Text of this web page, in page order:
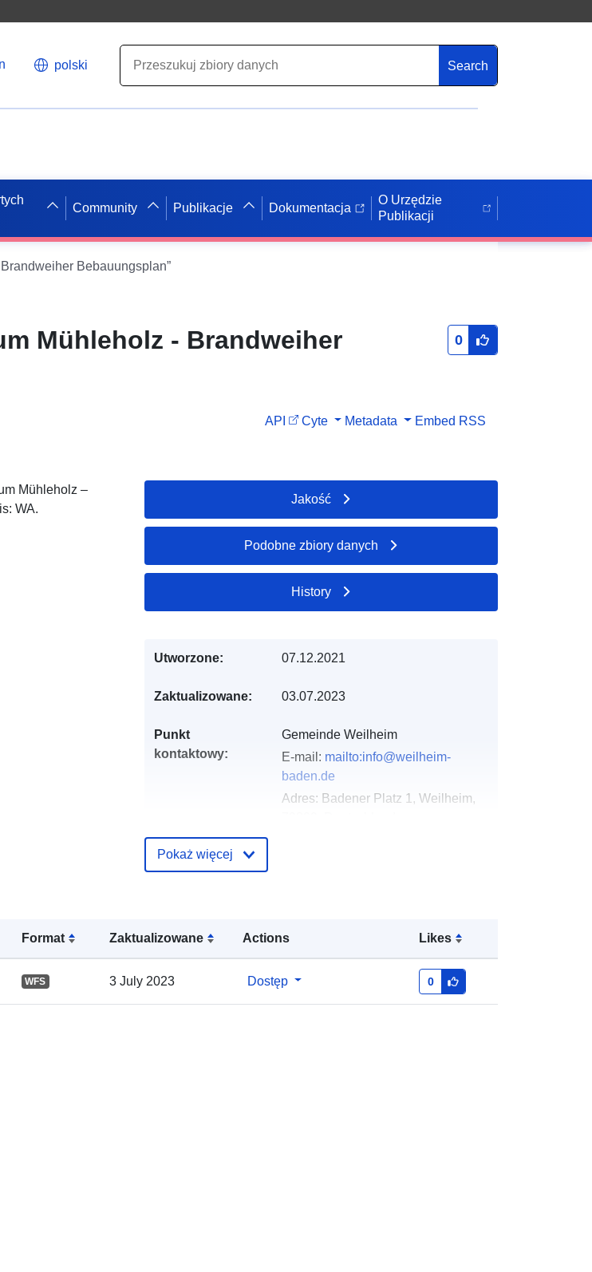
polski Search
Community Publikacje Dokumentacja
O Urzędzie
Publikacji
Bebauungsplan”
Mühleholz - Brandweiher
0
API Cyte Metadata Embed RSS
Mühleholz –
WA.
Format Zaktualizowane Actions Likes
WFS 3 July 2023 Dostęp 0
Jakość
Podobne zbiory danych
History
Utworzone: 07.12.2021
Zaktualizowane: 03.07.2023
Punkt
kontaktowy:
Gemeinde Weilheim
E-mail: mailto:info@weilheim-
baden.de
Adres: Badener Platz 1, Weilheim,
July 2026
Przestrzenne: Współrzędne:
47.6914771 ], [ 8.2134074,
Pokaż więcej